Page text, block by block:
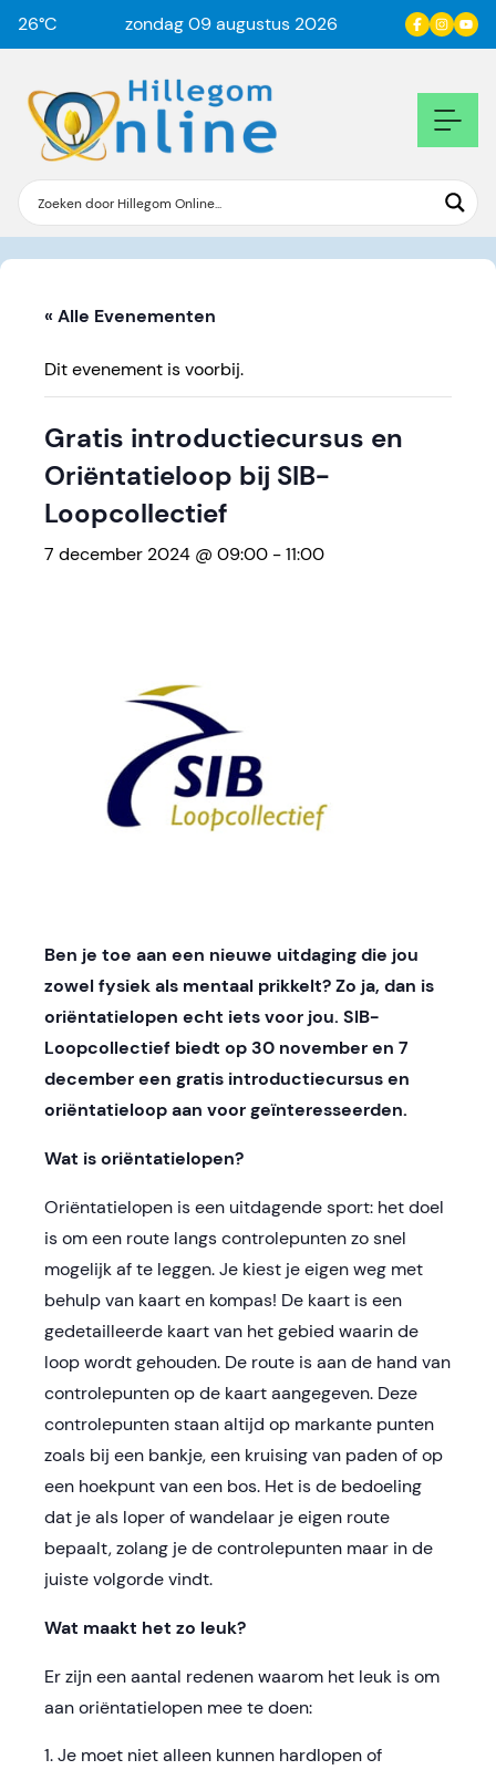
26°C zondag 09 augustus 2026
« Alle Evenementen
Dit evenement is voorbij.
Gratis introductiecursus en
Oriëntatieloop bij SIB-
Loopcollectief
7 december 2024 @ 09:00 -11:00
Ben je toe aan een nieuwe uitdaging die jou
zowel fysiek als mentaal prikkelt? Zo ja, dan is
oriëntatielopen echt iets voor jou. SIB-
Loopcollectief biedt op 30 november en 7
december een gratis introductiecursus en
oriëntatieloop aan voor geïnteresseerden.
Wat is oriëntatielopen?
Oriëntatielopen is een uitdagende sport: het doel
is om een route langs controlepunten zo snel
mogelijk af te leggen. Je kiest je eigen weg met
behulp van kaart en kompas! De kaart is een
gedetailleerde kaart van het gebied waarin de
loop wordt gehouden. De route is aan de hand van
controlepunten op de kaart aangegeven. Deze
controlepunten staan altijd op markante punten
zoals bij een bankje, een kruising van paden of op
een hoekpunt van een bos. Het is de bedoeling
dat je als loper of wandelaar je eigen route
bepaalt, zolang je de controlepunten maar in de
juiste volgorde vindt.
Wat maakt het zo leuk?
Er zijn een aantal redenen waarom het leuk is om
aan oriëntatielopen mee te doen:
Je moet niet alleen kunnen hardlopen of